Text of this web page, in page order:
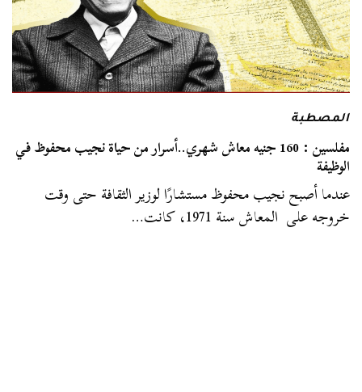
المصطبة
مفلسين : 160 جنيه معاش شهري..أسرار من حياة نجيب محفوظ في
الوظيفة
عندما أصبح نجيب محفوظ مستشارًا لوزير الثقافة حتى وقت
خروجه على المعاش سنة 1971، كانت…